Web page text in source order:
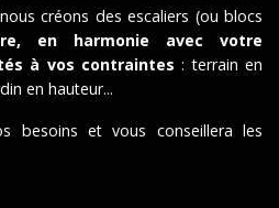
créons des escaliers (ou blocs
en harmonie avec votre
à vos contraintes : terrain en
en hauteur...
besoins et vous conseillera les